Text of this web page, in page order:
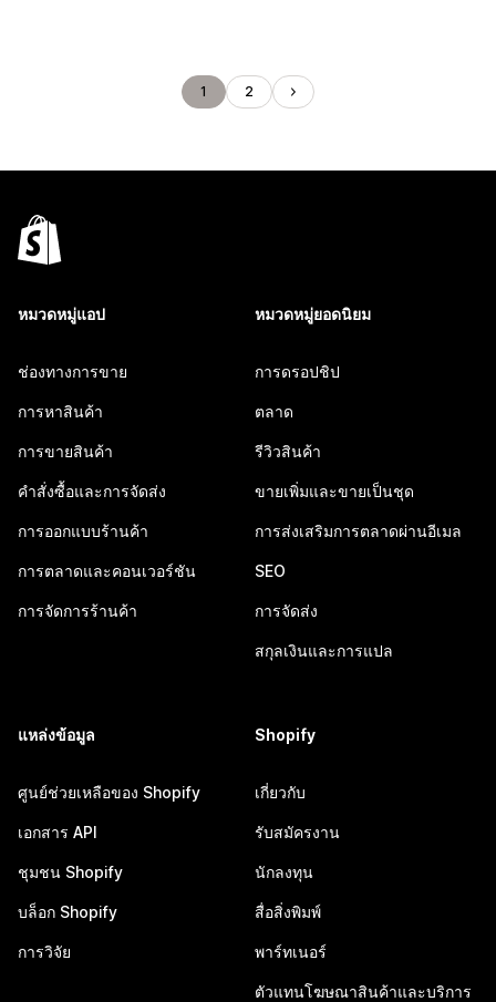
1 2
หมวดหมู่แอป
ช่องทางการขาย
การหาสินค้า
การขายสินค้า
คำสั่งซื้อและการจัดส่ง
การออกแบบร้านค้า
การตลาดและคอนเวอร์ชัน
การจัดการร้านค้า
หมวดหมู่ยอดนิยม
การดรอปชิป
ตลาด
รีวิวสินค้า
ขายเพิ่มและขายเป็นชุด
การส่งเสริมการตลาดผ่านอีเมล
SEO
การจัดส่ง
สกุลเงินและการแปล
แหล่งข้อมูล
ศูนย์ช่วยเหลือของ Shopify
เอกสาร API
ชุมชน Shopify
บล็อก Shopify
การวิจัย
Shopify
เกี่ยวกับ
รับสมัครงาน
นักลงทุน
สื่อสิ่งพิมพ์
พาร์ทเนอร์
ตัวแทนโฆษณาสินค้าและบริการ